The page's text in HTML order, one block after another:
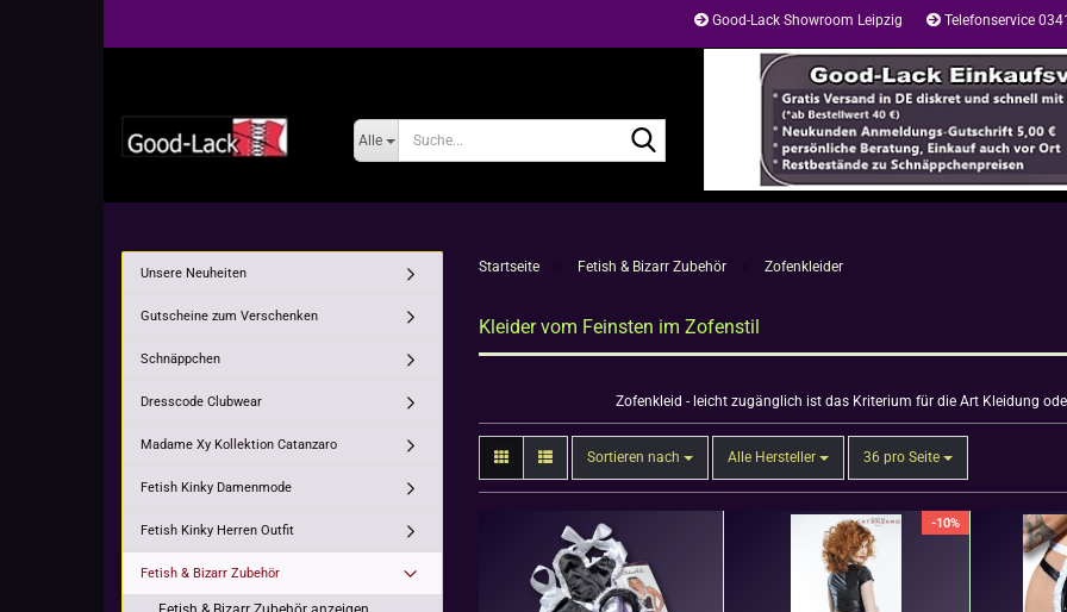
Good-Lack Showroom Leipzig Telefonservice
Alle
Startseite Fetish & Bizarr Zubehör Zofenkleider
Kleider vom Feinsten im Zofenstil
Zofenkleid - leicht zugänglich ist das Kriterium für die Art Kleidung
Sortieren nach
Sortieren nach Alle Hersteller 36 pro Seite
pro Seite
-10%
Unsere Neuheiten
Gutscheine zum Verschenken
Schnäppchen
Dresscode Clubwear
Madame Xy Kollektion Catanzaro
Fetish Kinky Damenmode
Fetish Kinky Herren Outfit
Fetish & Bizarr Zubehör